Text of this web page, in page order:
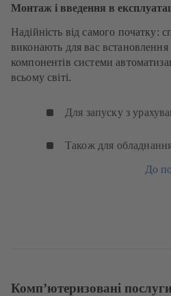
Монтаж і введення в
Надійність від самого початку:
виконають для вас
компонентів системи
всьому світі.
Для запуску з
Також для
До
Комп’ютеризовані